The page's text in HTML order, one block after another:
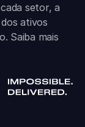
setor, a
ativos
Saiba mais